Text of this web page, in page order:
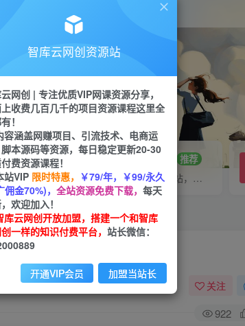
直播 小红书 剪辑
VIP推广
70%分佣
属推广链接
招募站长 推荐
搭建同款网站，自己当老板
上升
关注
922
智库云网创资源站
网创 | 专注优质VIP网课资源分享，
收费几百几千的项目资源课程这里全
！
容涵盖网赚项目、引流技术、电商运
本源码等资源，每日稳定更新20-30
费资源课程！
站VIP 限时特惠， ￥79/年，￥99/永久
佣金70%)， 全站资源免费下载， 每天
欢迎加入！
库云网创开放加盟，搭建一个和智库
一样的知识付费平台， 站长微信：
开通VIP会员 加盟当站长